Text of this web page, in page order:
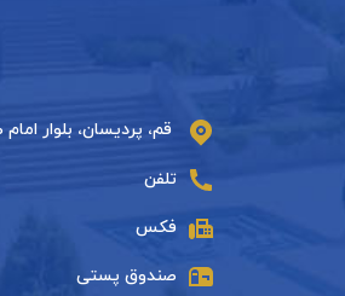
قم، پردیسان، بلوار
تلفن
فکس
صندوق پستی